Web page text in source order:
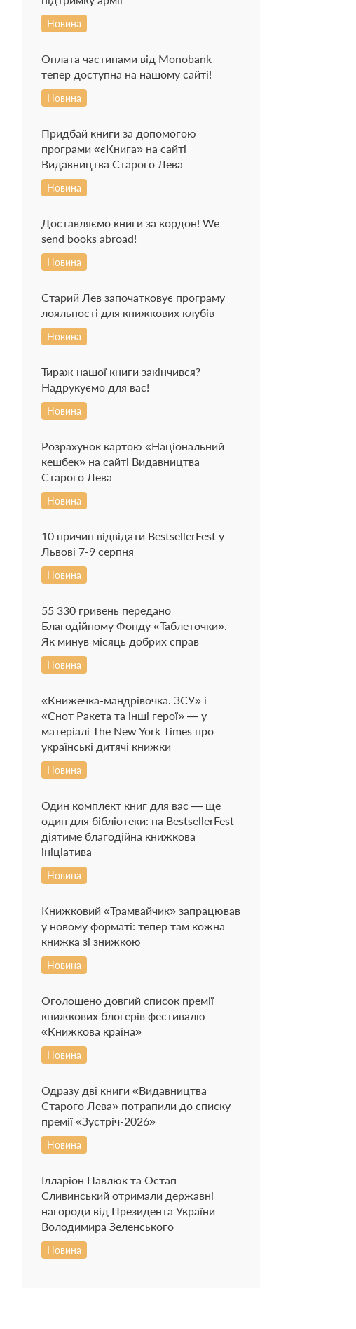
Новина
Оплата частинами від Monobank
тепер доступна на нашому сайті!
Новина
Придбай книги за допомогою
програми «єКнига» на сайті
Видавництва Старого Лева
Новина
Доставляємо книги за кордон! We
send books abroad!
Новина
Старий Лев започатковує програму
лояльності для книжкових клубів
Новина
Тираж нашої книги закінчився?
Надрукуємо для вас!
Новина
Розрахунок картою «Національний
кешбек» на сайті Видавництва
Старого Лева
Новина
10 причин відвідати BestsellerFest у
Львові 7-9 серпня
Новина
55 330 гривень передано
Благодійному Фонду «Таблеточки».
Як минув місяць добрих справ
Новина
«Книжечка-мандрівочка. ЗСУ» і
«Єнот Ракета та інші герої» — у
матеріалі The New York Times про
українські дитячі книжки
Новина
Один комплект книг для вас — ще
один для бібліотеки: на BestsellerFest
діятиме благодійна книжкова
ініціатива
Новина
Книжковий «Трамвайчик» запрацював
у новому форматі: тепер там кожна
книжка зі знижкою
Новина
Оголошено довгий список премії
книжкових блогерів фестивалю
«Книжкова країна»
Новина
Одразу дві книги «Видавництва
Старого Лева» потрапили до списку
премії «Зустріч-2026»
Новина
Ілларіон Павлюк та Остап
Сливинський отримали державні
нагороди від Президента України
Володимира Зеленського
Новина